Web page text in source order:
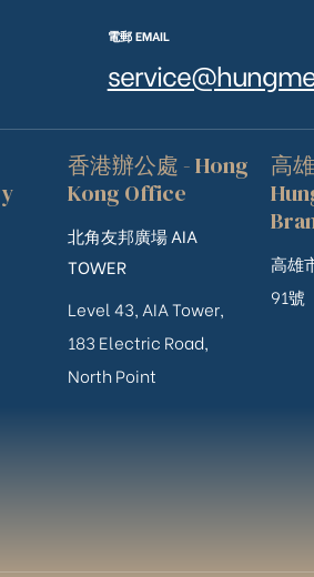
電郵 EMAIL
香港辦公處 - Hong
Kong Office
北角友邦廣場 AIA
TOWER
Level 43, AIA Tower,
183 Electric Road,
North Point
高
高雄
91號